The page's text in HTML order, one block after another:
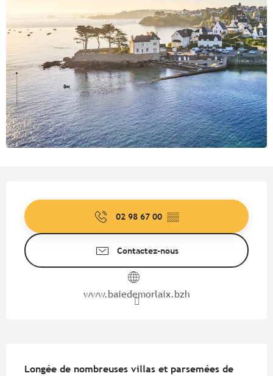
02 98 67 00 ▒▒
Contactez-nous
www.baiedemorlaix.bzh
Longée de nombreuses villas et parsemées de